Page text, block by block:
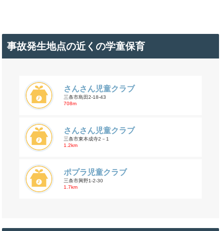
事故発生地点の近くの学童保育
さんさん児童クラブ
三条市島田2-18-43
708m
さんさん児童クラブ
三条市東本成寺2－1
1.2km
ポプラ児童クラブ
三条市興野1-2-30
1.7km